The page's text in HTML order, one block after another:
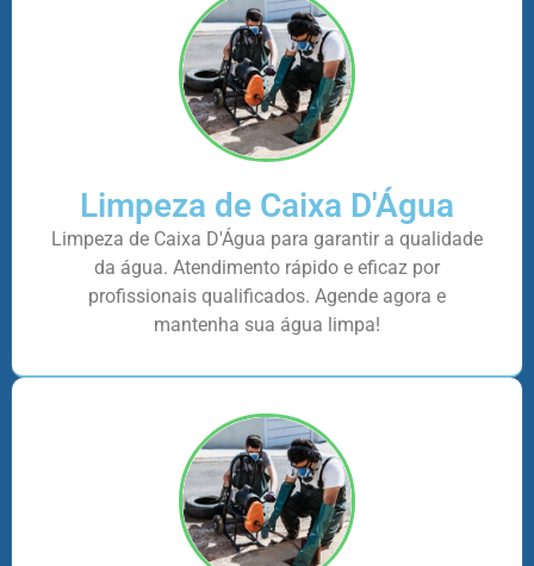
Limpeza de Caixa D'Água
Limpeza de Caixa D'Água para garantir a qualidade
da água. Atendimento rápido e eficaz por
profissionais qualificados. Agende agora e
mantenha sua água limpa!